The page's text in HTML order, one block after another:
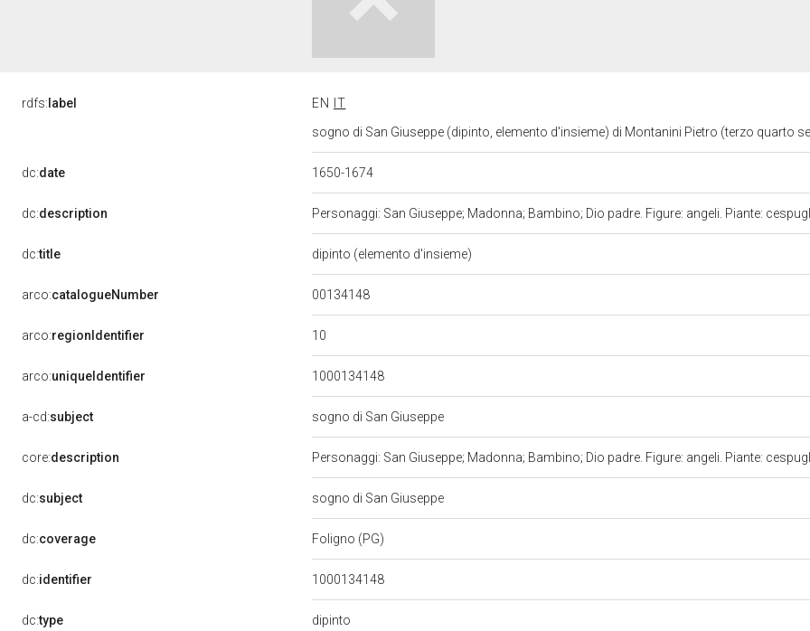
rdfs: label EN
IT
sogno di San Giuseppe (dipinto, elemento d'insieme) di Montanini Pietro (terzo quarto
dc:date 1650-1674
dc:description Personaggi: San Giuseppe; Madonna; Bambino; Dio padre. Figure: angeli. Piante:
dc:title dipinto (elemento d'insieme)
arco:catalogueNumber 00134148
arco:regionIdentifier 10
arco:uniqueIdentifier 1000134148
a-cd:subject sogno di San Giuseppe
core:description Personaggi: San Giuseppe; Madonna; Bambino; Dio padre. Figure: angeli. Piante:
dc:subject sogno di San Giuseppe
dc:coverage Foligno (PG)
dc:identifier 1000134148
dc:type dipinto